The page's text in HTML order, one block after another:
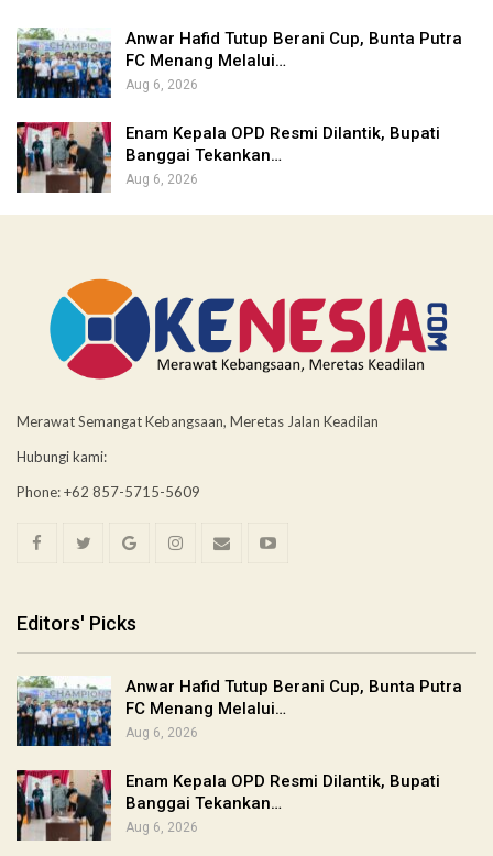
Anwar Hafid Tutup Berani Cup, Bunta Putra
FC Menang Melalui…
Aug 6, 2026
Enam Kepala OPD Resmi Dilantik, Bupati
Banggai Tekankan…
Aug 6, 2026
Merawat Semangat Kebangsaan, Meretas Jalan Keadilan
Hubungi kami:
Phone: +62 857-5715-5609
Editors' Picks
Anwar Hafid Tutup Berani Cup, Bunta Putra
FC Menang Melalui…
Aug 6, 2026
Enam Kepala OPD Resmi Dilantik, Bupati
Banggai Tekankan…
Aug 6, 2026